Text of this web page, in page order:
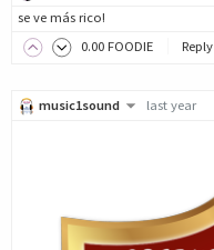
se ve más rico!
0.00 FOODIE Reply
music1sound last year